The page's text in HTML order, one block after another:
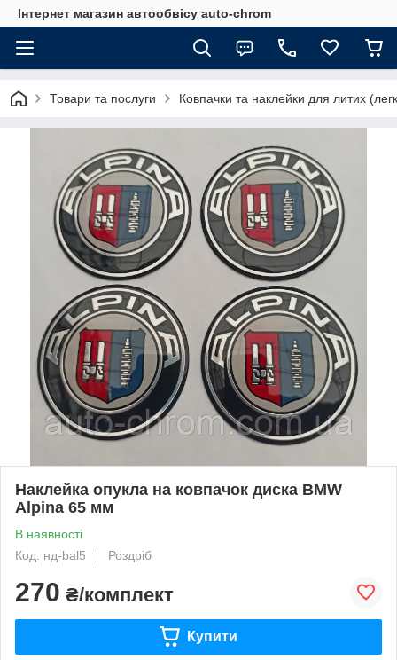
Інтернет магазин автообвісу auto-chrom
Товари та послуги Ковпачки та наклейки для литих
Наклейка опукла на ковпачок диска BMW
Alpina 65 мм
В наявності
Код: нд-bal5
Роздріб
270 ₴/комплект
Купити